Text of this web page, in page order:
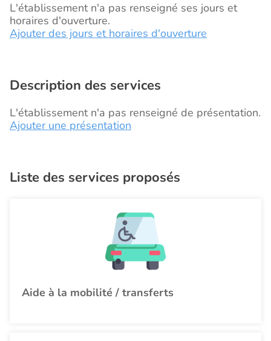
L'établissement n'a pas renseigné ses jours et
horaires d'ouverture.
Ajouter des jours et horaires d'ouverture
Description des services
L'établissement n'a pas renseigné de présentation.
Ajouter une présentation
Liste des services proposés
Aide à la mobilité / transferts